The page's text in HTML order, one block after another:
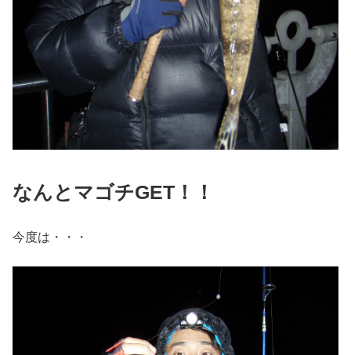
なんとマゴチGET！！
今度は・・・